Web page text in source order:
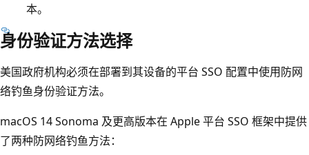
本。
身份验证方法选择
美国政府机构必须在部署到其设备的平台 SSO 配置中使用防网
络钓鱼身份验证方法。
macOS 14 Sonoma 及更高版本在 Apple 平台 SSO 框架中提供
了两种防网络钓鱼方法：